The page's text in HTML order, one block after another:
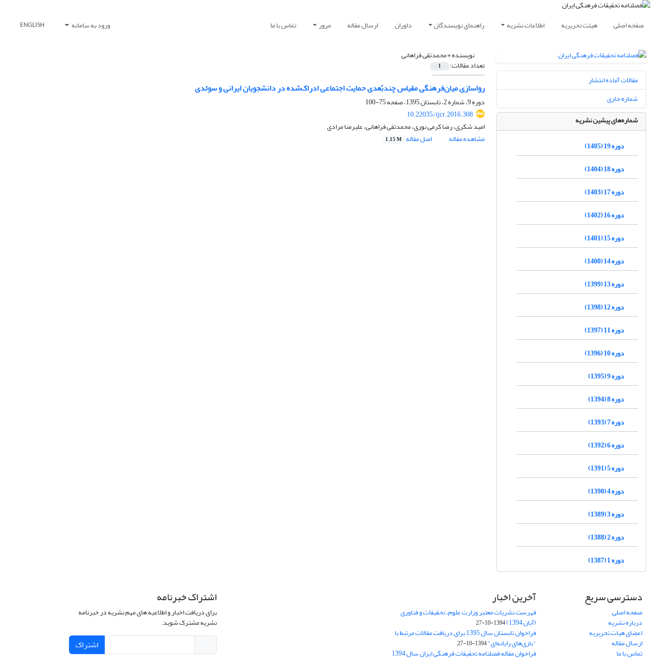
صفحه اصلی هیئت تحریریه اطلاعات نشریه راهنمای نویسندگان داوران ارسال مقاله مرور تماس با ما ورود به سامانه ENGLISH
نویسنده =محمدتقی فراهانی
تعداد مقالات: 1
رواسازی میان‌فرهنگی مقیاس چندبُعدی حمایت اجتماعی ادراک‌شده در دانشجویان ایرانی و سوئدی
دوره 9، شماره 2، تابستان 1395، صفحه
75-100
10.22035/ijcr.2016.308
امید شکری، رضا کرمی نوری، محمدتقی فراهانی، علیرضا مرادی
مشاهده مقاله
اصل مقاله 1.15 M
مقالات آماده انتشار
شماره جاری
شماره‌های پیشین نشریه
دوره 19 (1405)
دوره 18 (1404)
دوره 17 (1403)
دوره 16 (1402)
دوره 15 (1401)
دوره 14 (1400)
دوره 13 (1399)
دوره 12 (1398)
دوره 11 (1397)
دوره 10 (1396)
دوره 9 (1395)
دوره 8 (1394)
دوره 7 (1393)
دوره 6 (1392)
دوره 5 (1391)
دوره 4 (1390)
دوره 3 (1389)
دوره 2 (1388)
دوره 1 (1387)
دسترسی سریع
صفحه اصلی
درباره نشریه
اعضای هیات تحریریه
ارسال مقاله
تماس با ما
آخرین اخبار
فهرست نشریات معتبر وزارت علوم، تحقیقات و فناوری
(آبان 1394) 1394-10-27
فراخوان تابستان سال 1395 برای دریافت مقالات مرتبط با
"بازی‌های رایانه‌ای"1394-10-27
فراخوان مقاله فصلنامه تحقیقات فرهنگی ایران سال 1394
اشتراک خبرنامه
برای دریافت اخبار و اطلاعیه های مهم نشریه در خبرنامه
نشریه مشترک شوید.
اشتراک